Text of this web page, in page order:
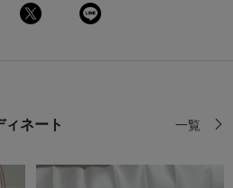
ィネート 一覧